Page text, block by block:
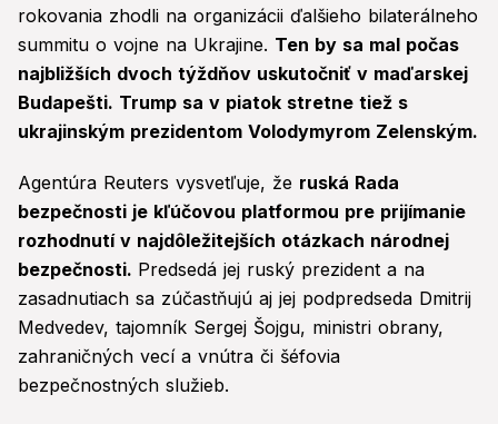
rokovania zhodli na organizácii ďalšieho bilaterálneho
summitu o vojne na Ukrajine. Ten by sa mal počas
najbližších dvoch týždňov uskutočniť v maďarskej
Budapešti. Trump sa v piatok stretne tiež s
ukrajinským prezidentom Volodymyrom Zelenským.
Agentúra Reuters vysvetľuje, že ruská Rada
bezpečnosti je kľúčovou platformou pre prijímanie
rozhodnutí v najdôležitejších otázkach národnej
bezpečnosti. Predsedá jej ruský prezident a na
zasadnutiach sa zúčastňujú aj jej podpredseda Dmitrij
Medvedev, tajomník Sergej Šojgu, ministri obrany,
zahraničných vecí a vnútra či šéfovia
bezpečnostných služieb.